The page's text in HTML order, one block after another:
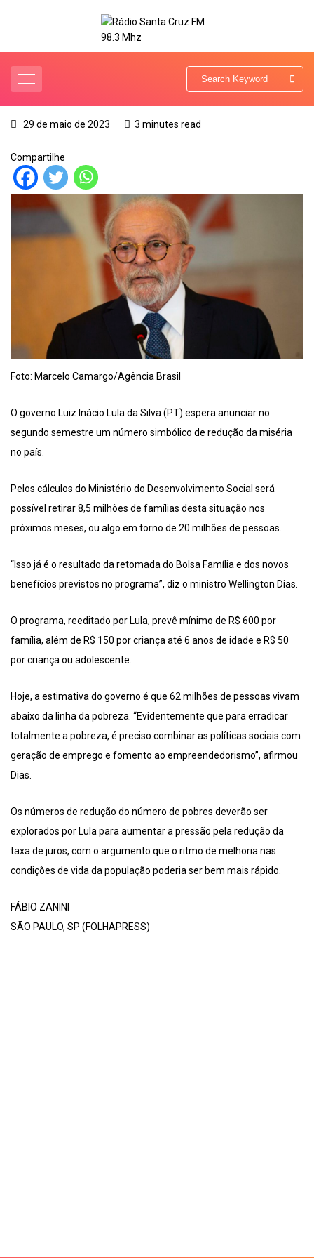
29 de maio de 2023 3 minutes read
Compartilhe
Foto: Marcelo Camargo/Agência Brasil
O governo Luiz Inácio Lula da Silva (PT) espera anunciar no
segundo semestre um número simbólico de redução da miséria
no país.
Pelos cálculos do Ministério do Desenvolvimento Social será
possível retirar 8,5 milhões de famílias desta situação nos
próximos meses, ou algo em torno de 20 milhões de pessoas.
“Isso já é o resultado da retomada do Bolsa Família e dos novos
benefícios previstos no programa”, diz o ministro Wellington Dias.
O programa, reeditado por Lula, prevê mínimo de R$ 600 por
família, além de R$ 150 por criança até 6 anos de idade e R$ 50
por criança ou adolescente.
Hoje, a estimativa do governo é que 62 milhões de pessoas vivam
abaixo da linha da pobreza. “Evidentemente que para erradicar
totalmente a pobreza, é preciso combinar as políticas sociais com
geração de emprego e fomento ao empreendedorismo”, afirmou
Dias.
Os números de redução do número de pobres deverão ser
explorados por Lula para aumentar a pressão pela redução da
taxa de juros, com o argumento que o ritmo de melhoria nas
condições de vida da população poderia ser bem mais rápido.
FÁBIO ZANINI
SÃO PAULO, SP (FOLHAPRESS)